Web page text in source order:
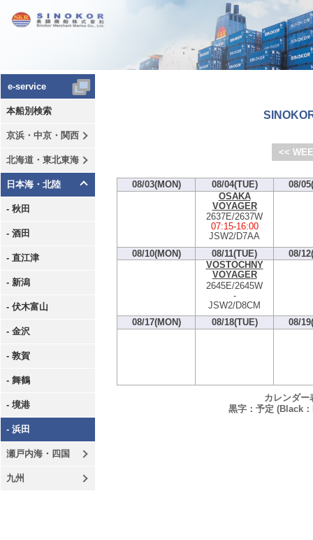
e-service
本船別検索
京浜・中京・関西
北海道・東北東海
日本海・北陸
- 秋田
- 酒田
- 直江津
- 新潟
- 伏木富山
- 金沢
- 敦賀
- 舞鶴
- 境港
- 浜田
瀬戸内海・四国
九州
<<
08/03(MON) 08/04(TUE)
08/
OSAKA
VOYAGER
2637E/2637W
07:15-16:00
JSW2/D7AA
08/10(MON)
08/11(TUE)
08/
VOSTOCHNY
VOYAGER
2645E/2645W
-
JSW2/D8CM
08/17(MON)
08/18(TUE) 08/
カレンダー
黒字：予定 (Black